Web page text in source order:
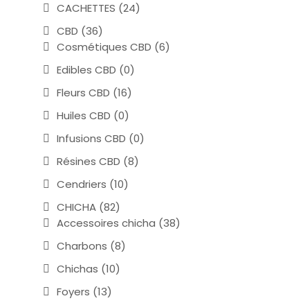
CACHETTES (24)
CBD (36)
Cosmétiques CBD (6)
Edibles CBD (0)
Fleurs CBD (16)
Huiles CBD (0)
Infusions CBD (0)
Résines CBD (8)
Cendriers (10)
CHICHA (82)
Accessoires chicha (38)
Charbons (8)
Chichas (10)
Foyers (13)